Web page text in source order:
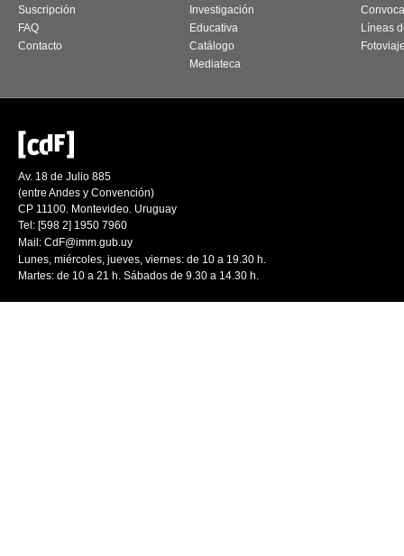
Suscripción
FAQ
Contacto
Investigación
Educativa
Catálogo
Mediateca
Líneas
Av. 18 de Julio 885
(entre Andes y Convención)
CP 11100. Montevideo. Uruguay
Tel: [598 2] 1950 7960
Mail: CdF@imm.gub.uy
Lunes, miércoles, jueves, viernes: de 10 a 19.30 h.
Martes: de 10 a 21 h. Sábados de 9.30 a 14.30 h.